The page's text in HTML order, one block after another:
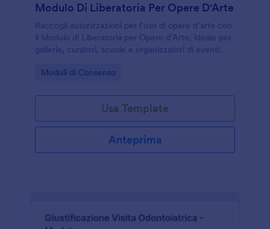
Modulo Di Liberatoria Per Opere D'Arte
Raccogli autorizzazioni per l’uso di opere d’arte con
il Modulo di Liberatoria per Opere d’Arte, ideale per
gallerie, curatori, scuole e organizzatori di eventi
Jotform.
Go to Category:
Moduli di Consenso
Usa Template
Anteprima